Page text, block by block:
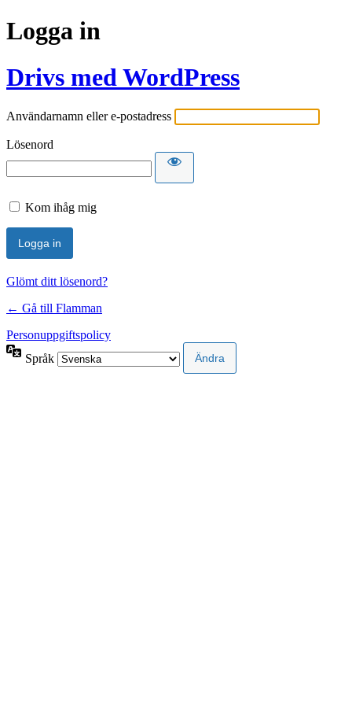
Logga in
Drivs med WordPress
Användarnamn eller e-postadress
Lösenord
Kom ihåg mig
Glömt ditt lösenord?
← Gå till Flamman
Personuppgiftspolicy
Språk